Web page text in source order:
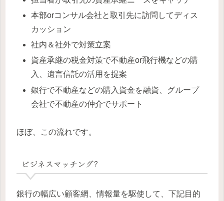
本部orコンサル会社と取引先に訪問してディス
カッション
社内＆社外で対策立案
資産承継の税金対策で不動産or飛行機などの購
入、遺言信託の活用を提案
銀行で不動産などの購入資金を融資、グループ
会社で不動産の仲介でサポート
ほぼ、この流れです。
ビジネスマッチング?
銀行の幅広い顧客網、情報量を駆使して、下記目的